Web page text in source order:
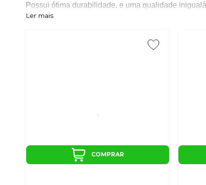
Possui ótima durabilidade, e uma qualidade
Ler mais
COMPRAR